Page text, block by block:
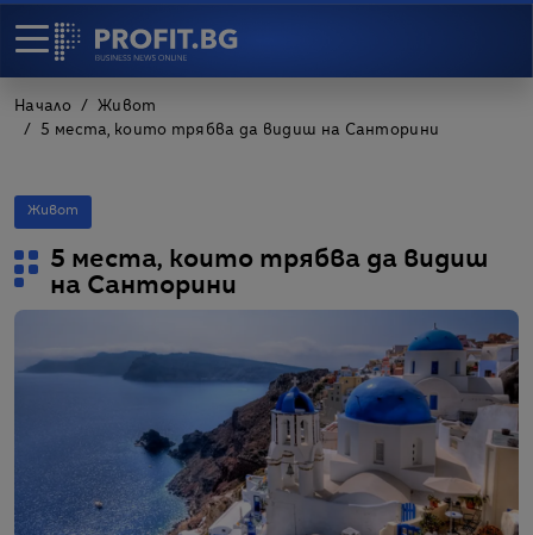
Начало
Живот
5 места, които трябва да видиш на Санторини
Живот
5 места, които трябва да видиш
на Санторини